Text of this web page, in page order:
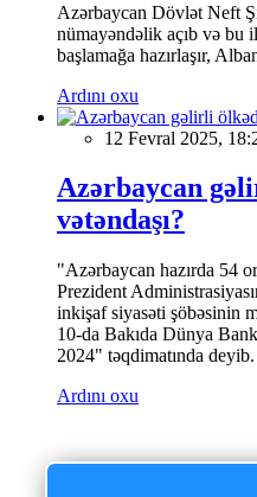
Azərbaycan Dövlət Neft
nümayəndəlik açıb və bu
başlamağa hazırlaşır,
Ardını oxu
12 Fevral 2025,
Azərbaycan
vətəndaşı?
"Azərbaycan hazırda 54
Prezident
inkişaf siyasəti şöbəsinin
10-da Bakıda Dünya
2024" təqdimatında deyib.
Ardını oxu